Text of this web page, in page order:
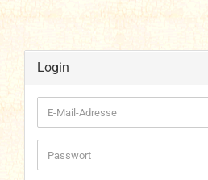
Login
E-
Mail-
Adresse
Passwort